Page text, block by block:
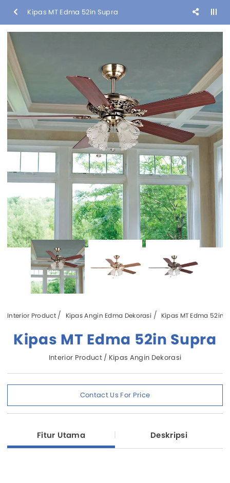
Kipas MT Edma 52in Supra
Interior Product Kipas Angin Edma Dekorasi Kipas MT Edma 52in
Kipas MT Edma 52in Supra
Interior Product / Kipas Angin Dekorasi
Contact Us For Price
Fitur Utama Deskripsi